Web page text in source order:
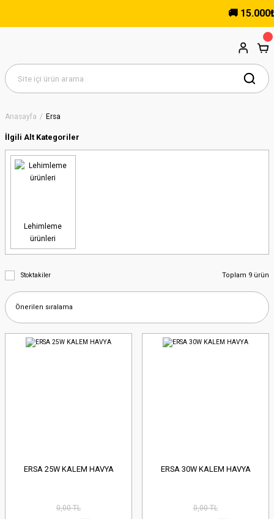
🚚 15.000₺
Anasayfa Ersa
İlgili Alt Kategoriler
Lehimleme
ürünleri
Stoktakiler Toplam 9 ürün
ERSA 25W KALEM HAVYA
0,00 TL
ERSA 30W KALEM HAVYA
0,00 TL